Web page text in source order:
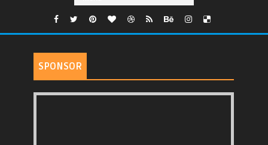
SPONSOR